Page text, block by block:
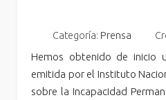
Categoría: Prensa
Hemos obtenido de inicio
emitida por el Instituto
sobre la Incapacidad